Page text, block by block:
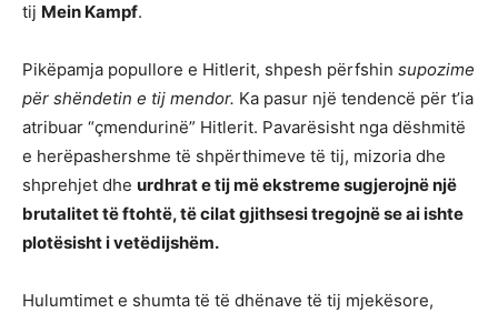
tij Mein Kampf.
Pikëpamja popullore e Hitlerit, shpesh përfshin supozime
për shëndetin e tij mendor. Ka pasur një tendencë për t’ia
atribuar “çmendurinë” Hitlerit. Pavarësisht nga dëshmitë
e herëpashershme të shpërthimeve të tij, mizoria dhe
shprehjet dhe urdhrat e tij më ekstreme sugjerojnë një
brutalitet të ftohtë, të cilat gjithsesi tregojnë se ai ishte
plotësisht i vetëdijshëm.
Hulumtimet e shumta të të dhënave të tij mjekësore,